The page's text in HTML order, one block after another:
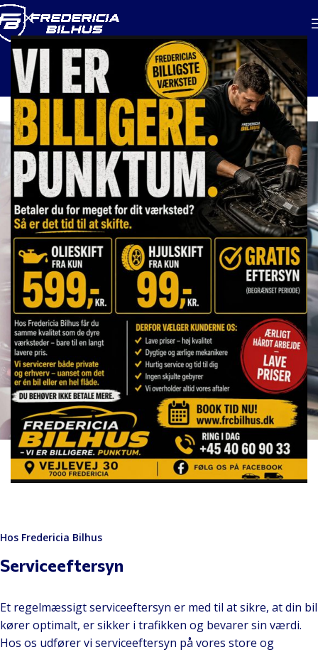
Serviceeftersyn
Forside Serviceeftersyn
Hos Fredericia Bilhus
Serviceeftersyn
Et regelmæssigt serviceeftersyn er med til at sikre, at din bil
kører optimalt, er sikker i trafikken og bevarer sin værdi.
Hos os udfører vi serviceeftersyn på vores store og